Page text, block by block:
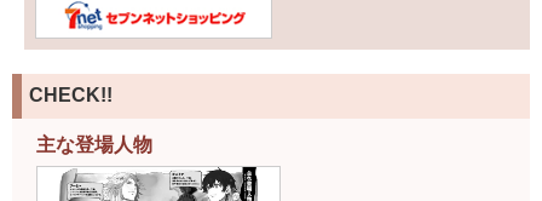
CHECK!!
主な登場人物